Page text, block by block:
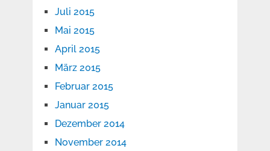
Juli 2015
Mai 2015
April 2015
März 2015
Februar 2015
Januar 2015
Dezember 2014
November 2014